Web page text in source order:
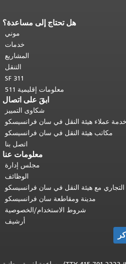
هل تحتاج إلى مساعدة؟
موني
خدمات
المشاريع
التنقل
SF 311
معلومات إقليمية 511
ابقَ على اتصال
شكاوى التمييز
عملاء هيئة النقل في سان فرانسيسكو
مكاتب هيئة النقل في سان فرانسيسكو
اتصل بنا
معلومات عنا
مجلس إدارة
الوظائف
التجاري مع هيئة النقل في سان فرانسيسكو
مدينة ومقاطعة سان فرانسيسكو
شروط الاستخدام/الخصوصية
أرشيف